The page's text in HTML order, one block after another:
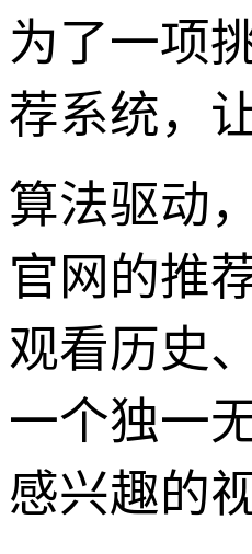
为了一项
荐系统，
算法驱动
官网的推
观看历史
一个独一
感兴趣的